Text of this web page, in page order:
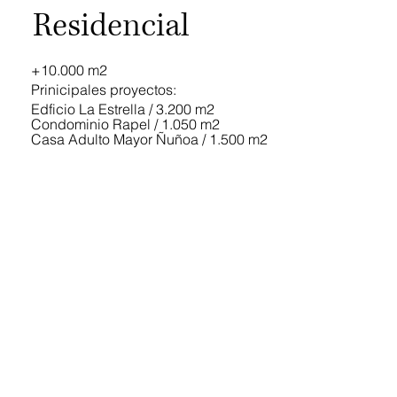
Residencial
+10.000 m2
Prinicipales proyectos:
Edficio La Estrella / 3.200 m2
Condominio Rapel / 1.050 m2
Casa Adulto Mayor Ñuñoa / 1.500 m2